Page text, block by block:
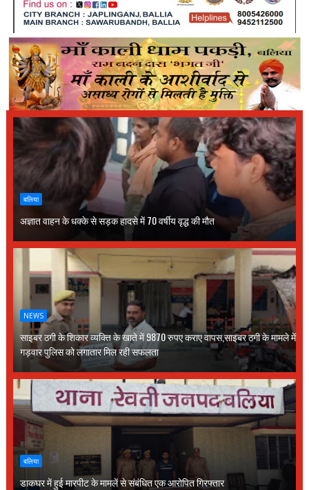
बलिया
अज्ञात वाहन के धक्के से सड़क हादसे में 70 वर्षीय वृद्ध की मौत
NEWS
साइबर ठगी के शिकार व्यक्ति के खाते में 9870 रुपए कराए वापस,साइबर ठगी के मामले में
गड़वार पुलिस को लगातार मिल रही सफलता
बलिया
डाकघर में हुई मारपीट के मामलें से संबंधित एक आरोपित गिरफ्तार